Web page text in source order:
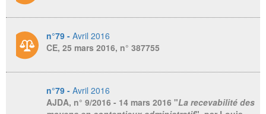
n°79 - Avril 2016
CE, 25 mars 2016, n° 387755
n°79 - Avril 2016
AJDA, n° 9/2016 - 14 mars 2016 "La recevabilité des